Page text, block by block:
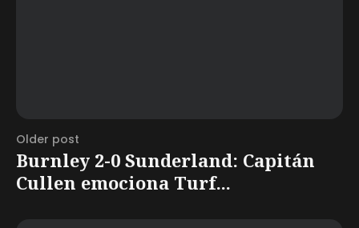
Older post
Burnley 2-0 Sunderland: Capitán
Cullen emociona Turf...